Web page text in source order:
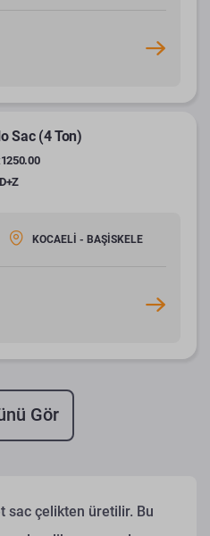
Sac (4 Ton)
KOCAELİ - BAŞİSKELE
Gör
sac çelikten üretilir. Bu